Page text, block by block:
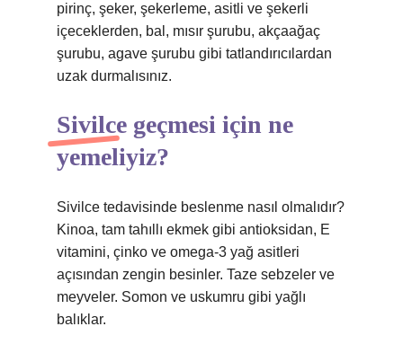
pirinç, şeker, şekerleme, asitli ve şekerli
içeceklerden, bal, mısır şurubu, akçaağaç
şurubu, agave şurubu gibi tatlandırıcılardan
uzak durmalısınız.
Sivilce geçmesi için ne
yemeliyiz?
Sivilce tedavisinde beslenme nasıl olmalıdır?
Kinoa, tam tahıllı ekmek gibi antioksidan, E
vitamini, çinko ve omega-3 yağ asitleri
açısından zengin besinler. Taze sebzeler ve
meyveler. Somon ve uskumru gibi yağlı
balıklar.